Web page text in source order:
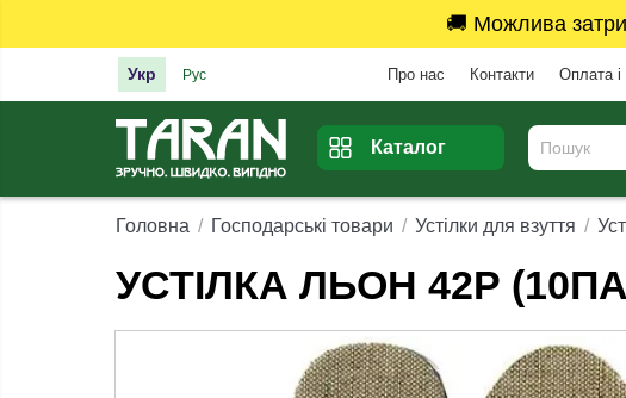
🚚 Можлива
Укр Рус Про нас Контакти Оплата і
Каталог
Головна Господарські товари Устілки для взуття
УСТІЛКА ЛЬОН 42Р